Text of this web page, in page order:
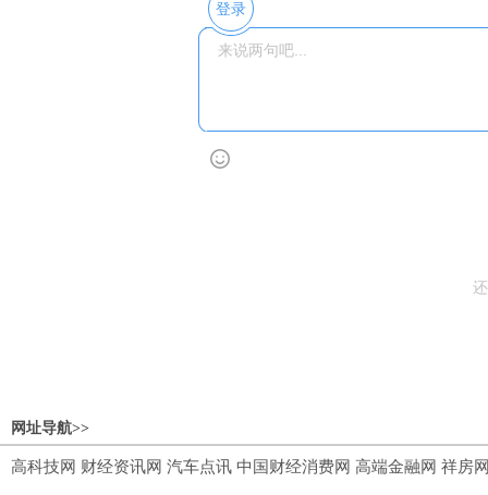
登录
网址导航>>
高科技网 财经资讯网 汽车点讯 中国财经消费网 高端金融网 祥房